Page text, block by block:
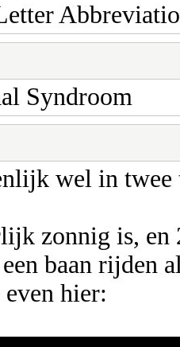
Syndroom
wel in
zonnig is, en
baan rijden
even hier: